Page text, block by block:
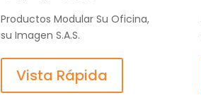
Productos Modular Su Oficina,
su Imagen S.A.S.
Vista Rápida